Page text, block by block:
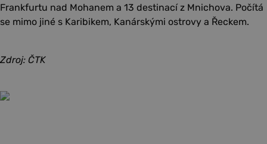
Frankfurtu nad Mohanem a 13 destinací z Mnichova. Počítá
se mimo jiné s Karibikem, Kanárskými ostrovy a Řeckem.
Zdroj: ČTK